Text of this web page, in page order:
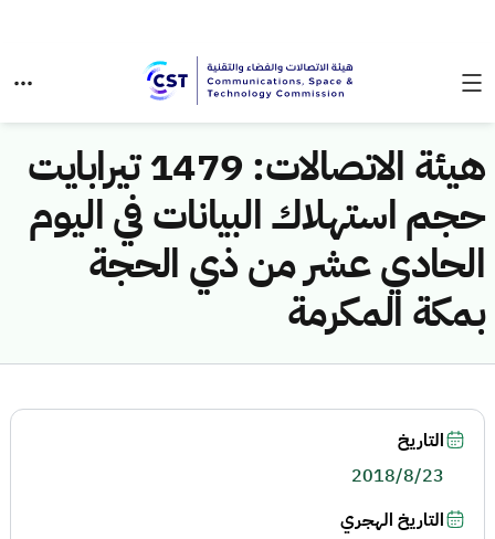
هيئة الاتصالات: 1479 تيرابايت
حجم استهلاك البيانات في اليوم
الحادي عشر من ذي الحجة
بمكة المكرمة
التاريخ
2018/8/23
التاريخ الهجري